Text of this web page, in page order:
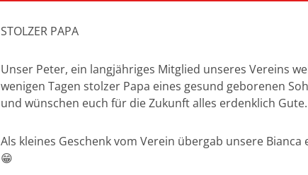
STOLZER PAPA
Unser Peter, ein langjähriges Mitglied unseres Vereins
wenigen Tagen stolzer Papa eines gesund geborenen
und wünschen euch für die Zukunft alles erdenklich Gute.
Als kleines Geschenk vom Verein übergab unsere
😁